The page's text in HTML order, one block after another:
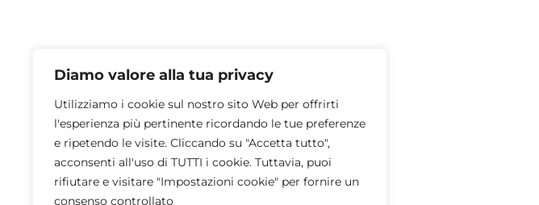
Diamo valore alla tua privacy
Utilizziamo i cookie sul nostro sito Web per offrirti
l'esperienza più pertinente ricordando le tue preferenze
e ripetendo le visite. Cliccando su "Accetta tutto",
acconsenti all'uso di TUTTI i cookie. Tuttavia, puoi
rifiutare e visitare "Impostazioni cookie" per fornire un
consenso controllato